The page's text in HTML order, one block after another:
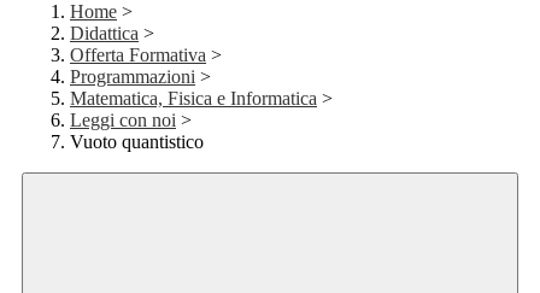
Home >
Didattica >
Offerta Formativa >
Programmazioni >
Matematica, Fisica e Informatica >
Leggi con noi >
Vuoto quantistico